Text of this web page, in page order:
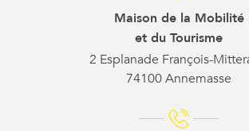
Maison de la Mobilité
et du Tourisme
2 Esplanade François-
74100 Annemasse